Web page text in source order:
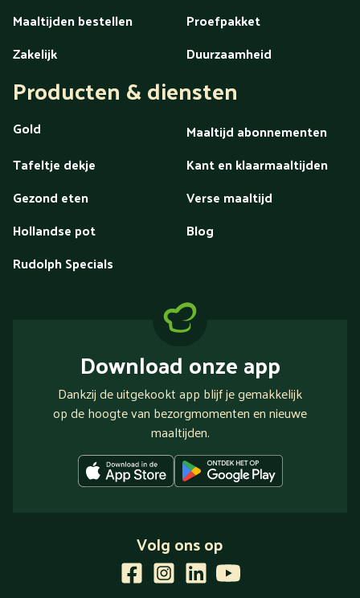
Maaltijden bestellen
Proefpakket
Zakelijk
Duurzaamheid
Producten & diensten
Gold
Maaltijd abonnementen
Tafeltje dekje
Kant en klaarmaaltijden
Gezond eten
Verse maaltijd
Hollandse pot
Blog
Rudolph Specials
Download onze app
Dankzij de uitgekookt app blijf je gemakkelijk
op de hoogte van bezorgmomenten en nieuwe
maaltijden.
Volg ons op